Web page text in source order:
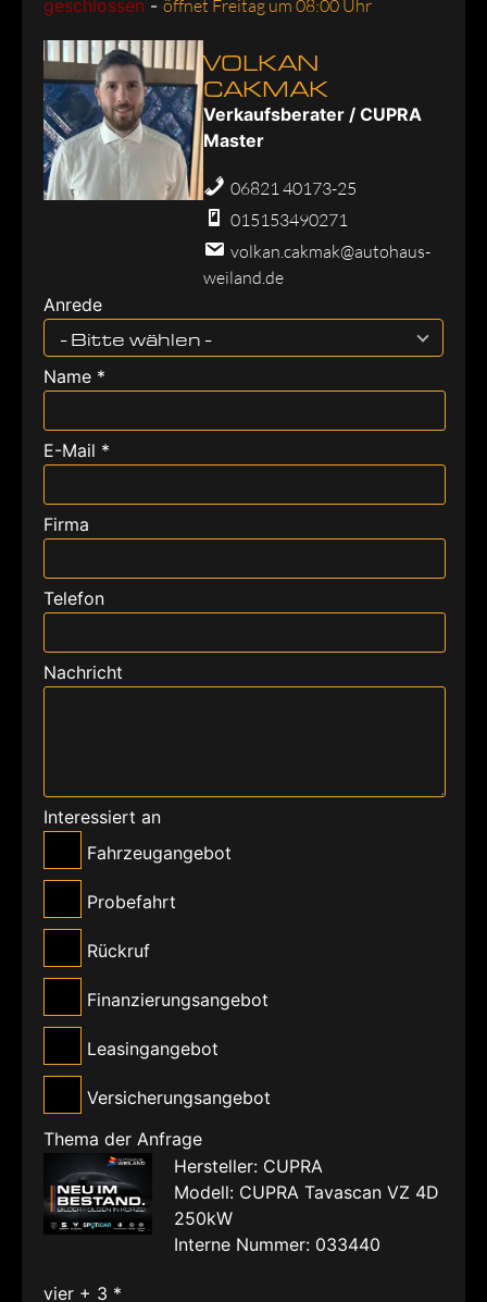
geschlossen - öffnet Freitag um 08:00 Uhr
VOLKAN
CAKMAK
Verkaufsberater / CUPRA
Master
06821 40173-25
015153490271
volkan.cakmak@autohaus-
weiland.de
Anrede
- Bitte wählen -
Name *
E-Mail *
Firma
Telefon
Nachricht
Interessiert an
Fahrzeugangebot
Probefahrt
Rückruf
Finanzierungsangebot
Leasingangebot
Versicherungsangebot
Thema der Anfrage
Hersteller: CUPRA
Modell: CUPRA Tavascan VZ 4D
250kW
Interne Nummer: 033440
vier + 3 *